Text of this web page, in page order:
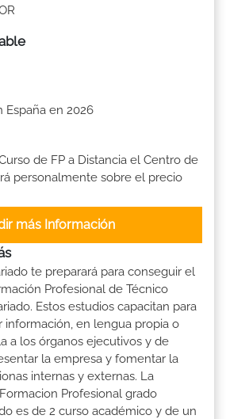
España en 2026
de FP a Distancia el Centro de
personalmente sobre el precio
más Información
te preparará para conseguir el
Profesional de Técnico
Estos estudios capacitan para
información, en lengua propia o
a los órganos ejecutivos y de
la empresa y fomentar la
internas y externas. La
Profesional grado
es de 2 curso académico y de un